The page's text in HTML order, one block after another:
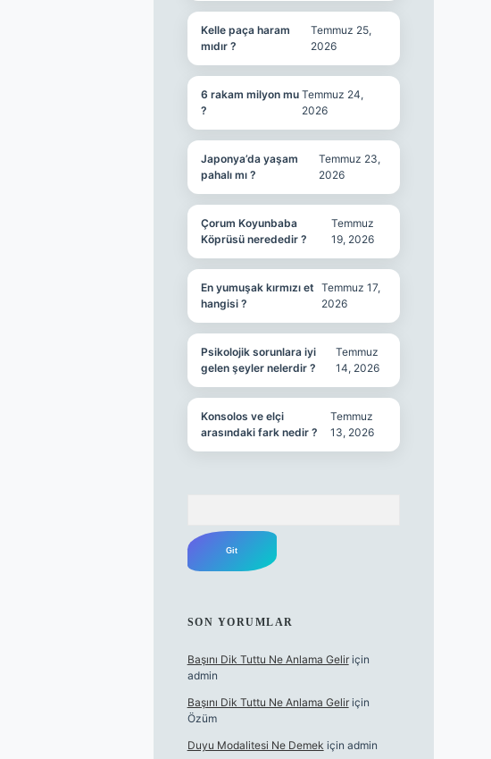
Kelle paça haram
mıdır ?
Temmuz 25,
2026
6 rakam milyon mu
?
Temmuz 24,
2026
Japonya’da yaşam
pahalı mı ?
Temmuz 23,
2026
Çorum Koyunbaba
Köprüsü nerededir ?
Temmuz
19, 2026
En yumuşak kırmızı et
hangisi ?
Temmuz 17,
2026
Psikolojik sorunlara iyi
gelen şeyler nelerdir ?
Temmuz
14, 2026
Konsolos ve elçi
arasındaki fark nedir ?
Temmuz
13, 2026
SON YORUMLAR
Başını Dik Tuttu Ne Anlama Geliriçin
admin
Başını Dik Tuttu Ne Anlama Geliriçin
Özüm
Duyu Modalitesi Ne Demek için admin